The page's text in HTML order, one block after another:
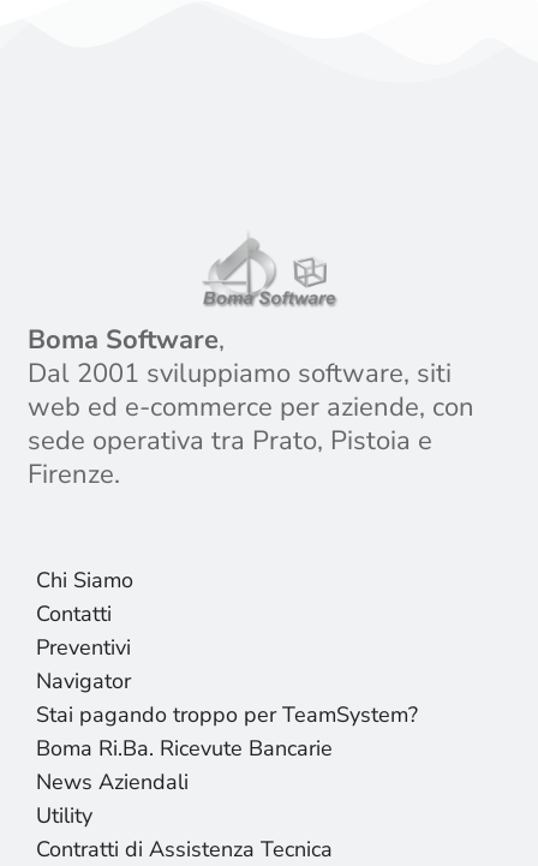
Boma Software,
Dal 2001 sviluppiamo software, siti
web ed e-commerce per aziende, con
sede operativa tra Prato, Pistoia e
Firenze.
Chi Siamo
Contatti
Preventivi
Navigator
Stai pagando troppo per TeamSystem?
Boma Ri.Ba. Ricevute Bancarie
News Aziendali
Utility
Contratti di Assistenza Tecnica